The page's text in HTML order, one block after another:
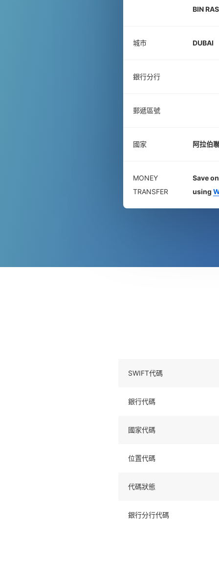
BIN
城市 DUBAI
銀行分行
郵遞區號
國家 阿拉伯
MONEY
TRANSFER
Save
using
SWIFT代碼
銀行代碼
國家代碼
位置代碼
代碼狀態
銀行分行代碼